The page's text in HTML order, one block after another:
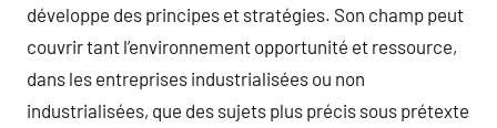
développe des principes et stratégies. Son champ peut
couvrir tant l’environnement opportunité et ressource,
dans les entreprises industrialisées ou non
industrialisées, que des sujets plus précis sous prétexte